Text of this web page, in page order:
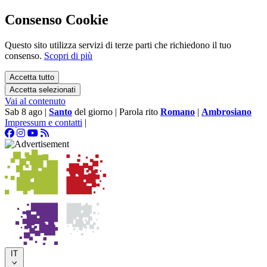
Consenso Cookie
Questo sito utilizza servizi di terze parti che richiedono il tuo
consenso. Scopri di più
Accetta tutto
Accetta selezionati
Vai al contenuto
Sab 8 ago | Santo del giorno | Parola rito Romano | Ambrosiano
Impressum e contatti |
IT